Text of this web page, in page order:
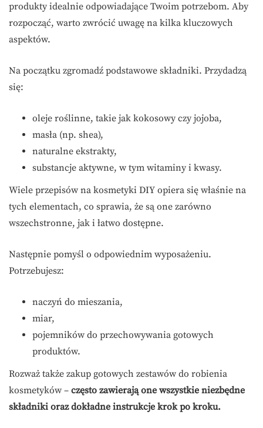
produkty idealnie odpowiadające Twoim potrzebom. Aby
rozpocząć, warto zwrócić uwagę na kilka kluczowych
aspektów.
Na początku zgromadź podstawowe składniki. Przydadzą
się:
oleje roślinne, takie jak kokosowy czy jojoba,
masła (np. shea),
naturalne ekstrakty,
substancje aktywne, w tym witaminy i kwasy.
Wiele przepisów na kosmetyki DIY opiera się właśnie na
tych elementach, co sprawia, że są one zarówno
wszechstronne, jak i łatwo dostępne.
Następnie pomyśl o odpowiednim wyposażeniu.
Potrzebujesz:
naczyń do mieszania,
miar,
pojemników do przechowywania gotowych
produktów.
Rozważ także zakup gotowych zestawów do robienia
kosmetyków – często zawierają one wszystkie niezbędne
składniki oraz dokładne instrukcje krok po kroku.